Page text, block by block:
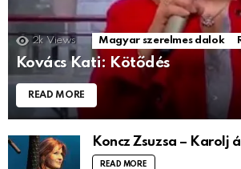
2k Views Magyar szerelmes dalok
Kovács Kati: Kötődés
READ MORE
Koncz Zsuzsa – Karolj
READ MORE